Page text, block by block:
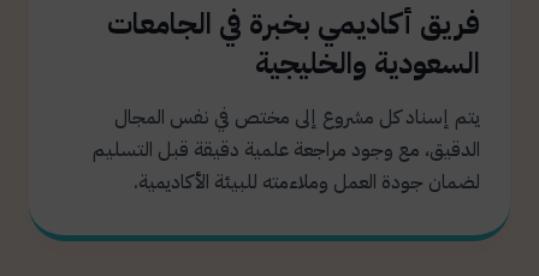
فريق أكاديمي بخبرة في الجامعات
السعودية والخليجية
يتم إسناد كل مشروع إلى مختص في نفس المجال
الدقيق، مع وجود مراجعة علمية دقيقة قبل التسليم
لضمان جودة العمل وملاءمته للبيئة الأكاديمية.